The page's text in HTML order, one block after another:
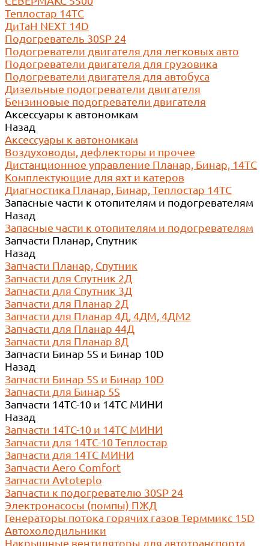
Теплостар 14ТС
ДиТаН NEXT 14D
Подогреватель 30SP 24
Подогреватели двигателя для легковых авто
Подогреватели двигателя для грузовика
Подогреватели двигателя для автобуса
Дизельные подогреватели двигателя
Бензиновые подогреватели двигателя
Аксессуары к автономкам
Назад
Аксессуары к автономкам
Воздуховоды, дефлекторы и прочее
Дистанционное управление Планар, Бинар, 14ТС
Комплектующие для яхт и катеров
Диагностика Планар, Бинар, Теплостар 14ТС
Запасные части к отопителям и подогревателям
Назад
Запасные части к отопителям и подогревателям
Запчасти Планар, Спутник
Назад
Запчасти Планар, Спутник
Запчасти для Спутник 2Д
Запчасти для Спутник 3Д
Запчасти для Планар 2Д
Запчасти для Планар 4Д, 4ДМ, 4ДМ2
Запчасти для Планар 44Д
Запчасти для Планар 8Д
Запчасти Бинар 5S и Бинар 10D
Назад
Запчасти Бинар 5S и Бинар 10D
Запчасти для Бинар 5S
Запчасти 14ТС-10 и 14ТС МИНИ
Назад
Запчасти 14ТС-10 и 14ТС МИНИ
Запчасти для 14ТС-10 Теплостар
Запчасти для 14ТС МИНИ
Запчасти Aero Comfort
Запчасти Avtoteplo
Запчасти к подогревателю 30SP 24
Электронасосы (помпы) ПЖД
Генераторы потока горячих газов Терммикс 15D
Автохолодильники
Накрышные вентиляторы для автотранспорта